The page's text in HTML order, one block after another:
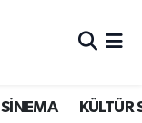
SİNEMA KÜLTÜR